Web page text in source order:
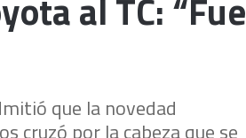
al TC: “Fue
que la novedad
cruzó por la cabeza que se